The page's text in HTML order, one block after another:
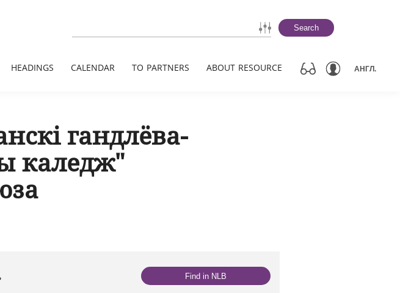
Search
HEADINGS CALENDAR TO PARTNERS ABOUT RESOURCE АНГЛ.
гандлёва-
каледж"
Find in NLB